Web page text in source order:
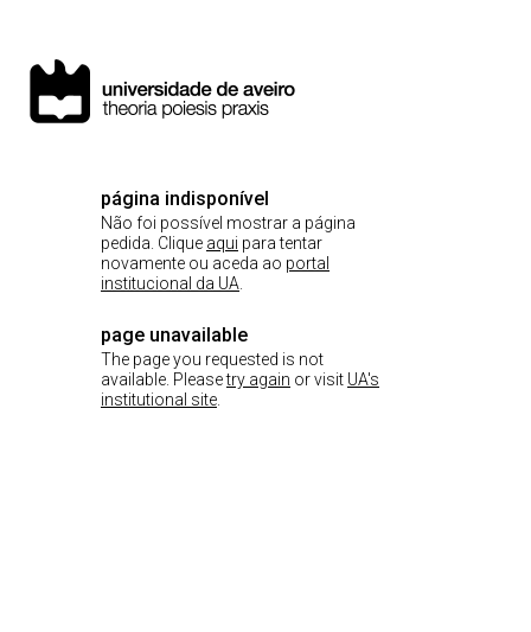
página indisponível
Não foi possível mostrar a página
pedida. Clique aqui para tentar
novamente ou aceda ao portal
institucional da UA
page unavailable
The page you requested is not
available. Pleasetry again or visit UA's
institutional site